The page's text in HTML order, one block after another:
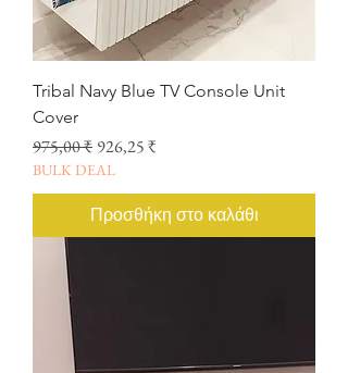
Tribal Navy Blue TV Console Unit
Cover
Κανονική τιμή
975,00 ₹ Τιμή Έκπτωσης
926,25 ₹
BULK DEAL
Προσθήκη στο καλάθι